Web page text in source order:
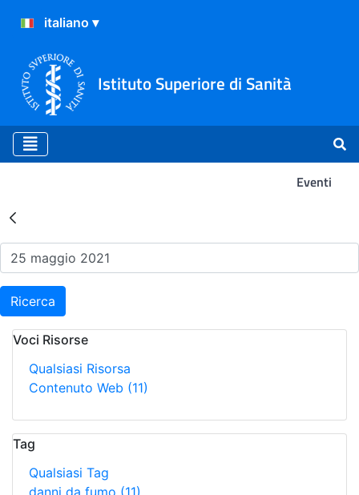
Istituto Superiore di Sanità
Eventi
Risultati della Ricerca -
Ricerca
Voci Risorse
Qualsiasi Risorsa
Contenuto Web (11)
Tag
Qualsiasi Tag
danni da fumo (11)